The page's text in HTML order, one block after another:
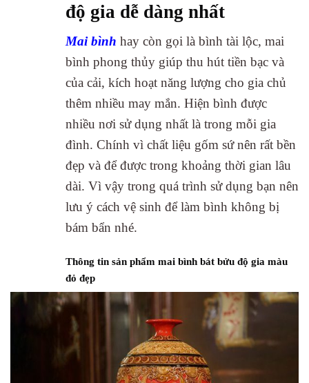
độ gia dễ dàng nhất
Mai bình hay còn gọi là bình tài lộc, mai
bình phong thủy giúp thu hút tiền bạc và
của cải, kích hoạt năng lượng cho gia chủ
thêm nhiều may mắn. Hiện bình được
nhiều nơi sử dụng nhất là trong mỗi gia
đình. Chính vì chất liệu gốm sứ nên rất bền
đẹp và để được trong khoảng thời gian lâu
dài. Vì vậy trong quá trình sử dụng bạn nên
lưu ý cách vệ sinh để làm bình không bị
bám bẩn nhé.
Thông tin sản phẩm mai bình bát bửu độ gia màu
đỏ đẹp